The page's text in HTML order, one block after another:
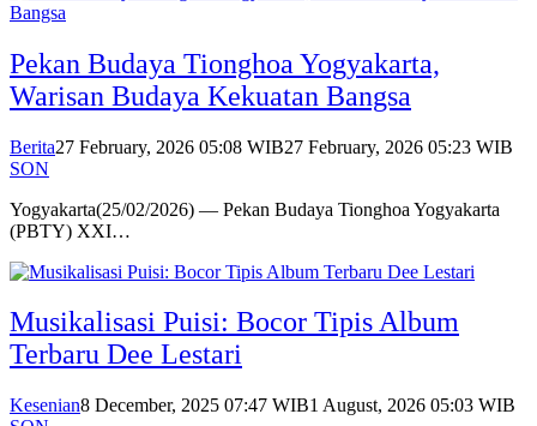
Pekan Budaya Tionghoa Yogyakarta,
Warisan Budaya Kekuatan Bangsa
Berita27 February, 2026 05:08 WIB27 February, 2026 05:23 WIB
SON
Yogyakarta(25/02/2026) — Pekan Budaya Tionghoa Yogyakarta
(PBTY) XXI…
Musikalisasi Puisi: Bocor Tipis Album
Terbaru Dee Lestari
Kesenian8 December, 2025 07:47 WIB1 August, 2026 05:03 WIB